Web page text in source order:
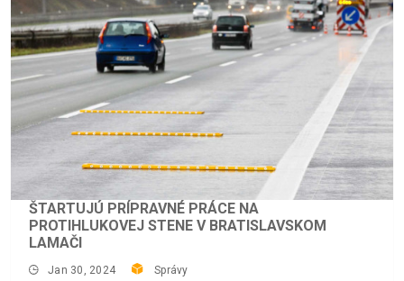
ŠTARTUJÚ PRÍPRAVNÉ PRÁCE NA
PROTIHLUKOVEJ STENE V BRATISLAVSKOM
LAMAČI
Jan 30, 2024 Správy